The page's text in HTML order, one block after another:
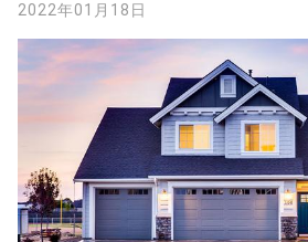
2022年01月18日